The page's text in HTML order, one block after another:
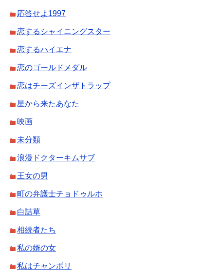
応答せよ1997
恋するシャイニングスター
恋するハイエナ
恋のゴールドメダル
恋はチーズインザトラップ
星から来たあなた
映画
未分類
浪漫ドクターキムサブ
王女の男
町の弁護士チョドゥルホ
白詰草
相続者たち
私の婿の女
私はチャンボリ